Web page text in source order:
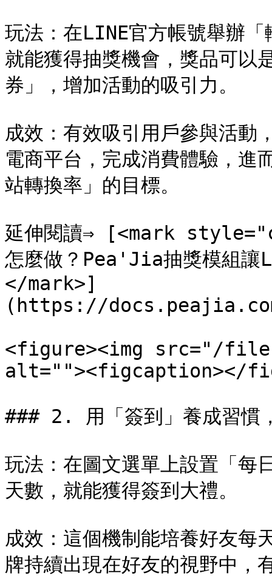
玩法：在LINE官方帳號舉辦
就能獲得抽獎機會，獎品可以
券」，增加活動的吸引力。
成效：有效吸引用戶參與活動
電商平台，完成消費體驗，進
站轉換率」的目標。
延伸閱讀⇒ [<mark
怎麼做？Pea'Jia抽獎模組讓
</mark>]
(https://
<figure><img src="/files/
alt=""><figcaption></
### 2. 用「簽到」養成習慣
玩法：在圖文選單上設置「每
天數，就能獲得簽到大禮。
成效：這個機制能培養好友
牌持續出現在好友的視野中，